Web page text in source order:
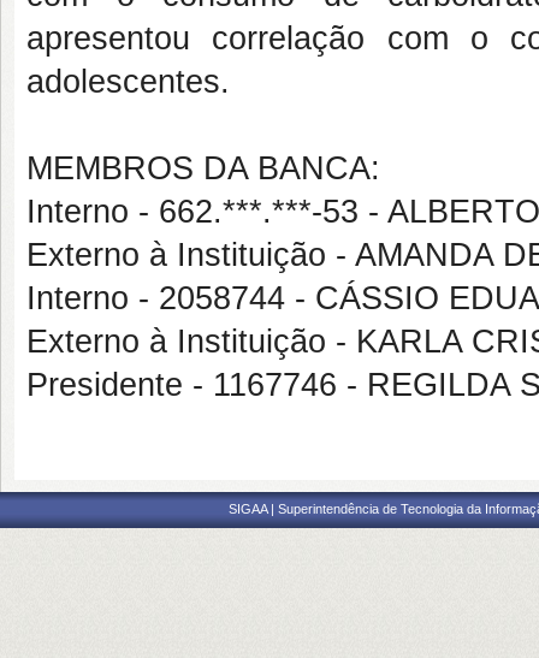
apresentou correlação com o
adolescentes.
MEMBROS DA BANCA:
Interno - 662.***.***-53 -
Externo à Instituição - AMANDA
Interno - 2058744 - CÁSSIO
Externo à Instituição - KARLA
Presidente - 1167746 - REGILDA
SIGAA | Superintendência de Tecnologia da